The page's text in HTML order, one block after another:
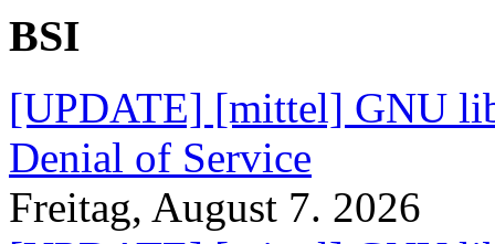
BSI
[UPDATE] [mittel] GNU
Denial of Service
Freitag, August 7. 2026